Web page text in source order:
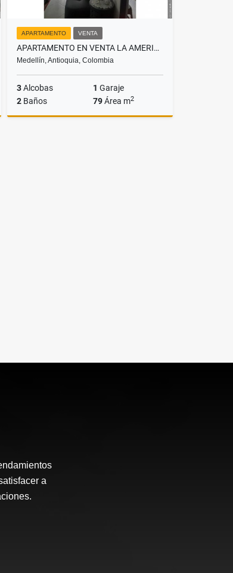
APARTAMENTO VENTA
APARTAMENTO EN VENTA LA AMERICA
Medellín, Antioquia, Colombia
3Alcobas 1 Garaje
2 Baños 79Área m2
a